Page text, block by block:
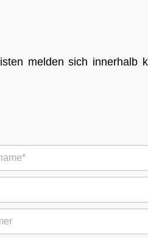
melden sich innerhalb